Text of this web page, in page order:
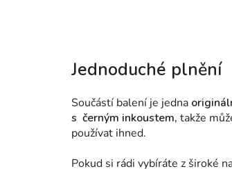
Jednoduché plnění
Součástí balení je jedna
s černým inkoustem, takže
používat ihned.
Pokud si rádi vybíráte z široké